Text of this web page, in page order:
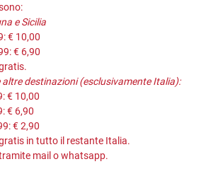
e Sicilia
€ 10,00
€ 6,90
destinazioni (esclusivamente Italia):
€ 10,00
€ 6,90
€ 2,90
in tutto il restante Italia.
mail o whatsapp.